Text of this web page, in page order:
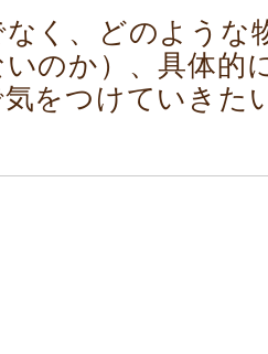
く、どのような
のか）、具体的
をつけていきた